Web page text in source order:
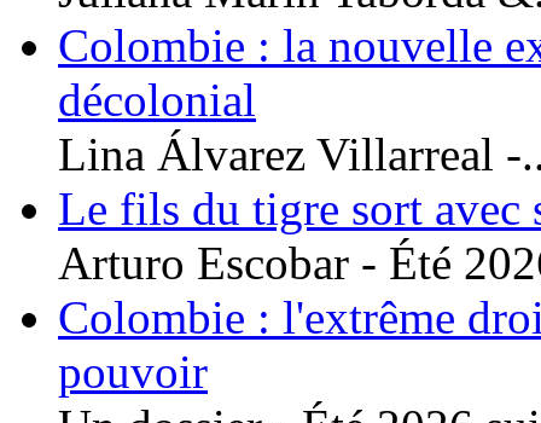
Colombie : la nouvelle
décolonial
Lina Álvarez Villarreal -
Le fils du tigre sort avec
Arturo Escobar - Été
Colombie : l'extrême
pouvoir